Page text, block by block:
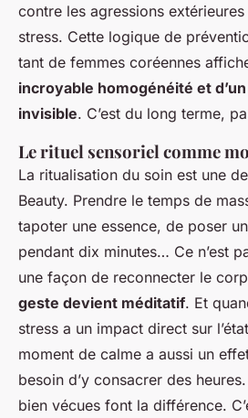
contre les agressions
stress. Cette logique de
tant de femmes coréennes
incroyable homogénéité et
invisible. C’est du long terme,
Le rituel sensoriel comme
La ritualisation du soin est une
Beauty. Prendre le temps de
tapoter une essence, de poser
pendant dix minutes… Ce n’est
une façon de reconnecter le
geste devient méditatif. Et
stress a un impact direct sur
moment de calme a aussi un
besoin d’y consacrer des
bien vécues font la différence.